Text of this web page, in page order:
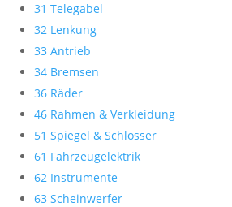
31 Telegabel
32 Lenkung
33 Antrieb
34 Bremsen
36 Räder
46 Rahmen & Verkleidung
51 Spiegel & Schlösser
61 Fahrzeugelektrik
62 Instrumente
63 Scheinwerfer